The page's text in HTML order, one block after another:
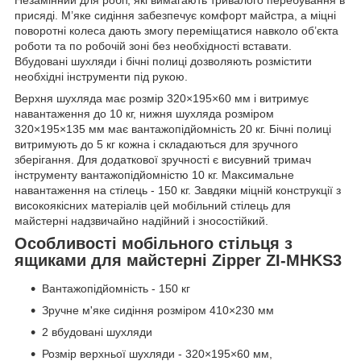
присяді. М’яке сидіння забезпечує комфорт майстра, а міцні
поворотні колеса дають змогу переміщатися навколо об’єкта
роботи та по робочій зоні без необхідності вставати.
Вбудовані шухляди і бічні полиці дозволяють розмістити
необхідні інструменти під рукою.
Верхня шухляда має розмір 320×195×60 мм і витримує
навантаження до 10 кг, нижня шухляда розміром
320×195×135 мм має вантажопідйомність 20 кг. Бічні полиці
витримують до 5 кг кожна і складаються для зручного
зберігання. Для додаткової зручності є висувний тримач
інструменту вантажопідйомністю 10 кг. Максимальне
навантаження на стілець - 150 кг. Завдяки міцній конструкції з
високоякісних матеріалів цей мобільний стілець для
майстерні надзвичайно надійний і зносостійкий.
Особливості мобільного стільця з
ящиками для майстерні Zipper ZI-MHKS3
Вантажопідйомність - 150 кг
Зручне м'яке сидіння розміром 410×230 мм
2 вбудовані шухляди
Розмір верхньої шухляди - 320×195×60 мм,